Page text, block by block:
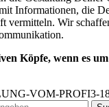
Informationen, die
vermitteln. Wir
Köpfe, wenn es